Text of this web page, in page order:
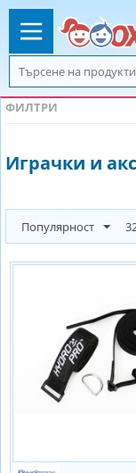
ФИЛТРИ
Играчки и
Популярност